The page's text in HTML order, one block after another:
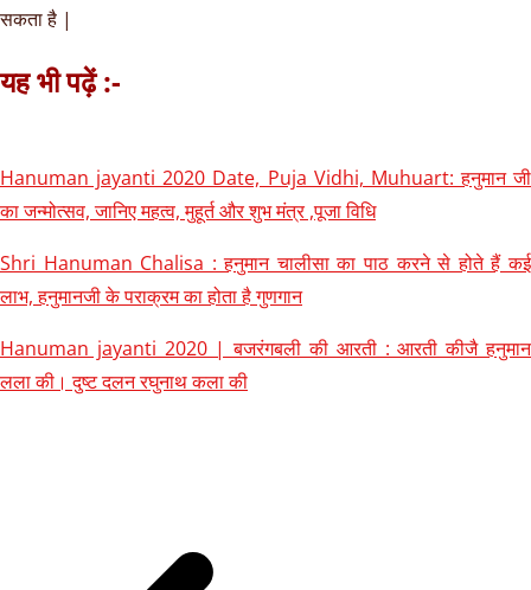
सकता है |
यह भी पढ़ें :-
Hanuman jayanti 2020 Date, Puja Vidhi, Muhuart: हनुमान जी
का जन्मोत्सव, जानिए महत्व, मुहूर्त और शुभ मंत्र ,पूजा विधि
Shri Hanuman Chalisa : हनुमान चालीसा का पाठ करने से होते हैं कई
लाभ, हनुमानजी के पराक्रम का होता है गुणगान
Hanuman jayanti 2020 | बजरंगबली की आरती : आरती कीजै हनुमान
लला की। दुष्ट दलन रघुनाथ कला की